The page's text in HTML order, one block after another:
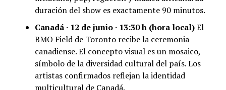
duración del show es exactamente 90 minutos.
Canadá · 12 de junio · 13:30 h (hora local)El
BMO Field de Toronto recibe la ceremonia
canadiense. El concepto visual es un mosaico,
símbolo de la diversidad cultural del país. Los
artistas confirmados reflejan la identidad
multicultural de Canadá.